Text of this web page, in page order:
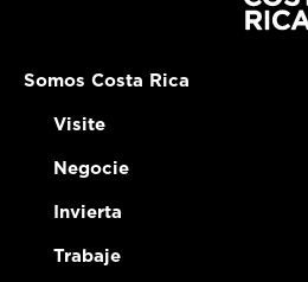
Somos Costa Rica
Visite
Negocie
Invierta
Trabaje